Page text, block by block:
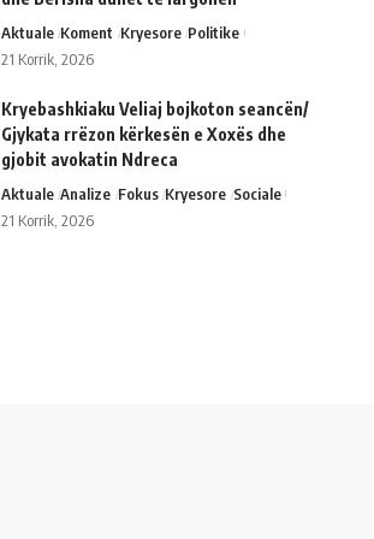
Aktuale Koment Kryesore Politike
21 Korrik, 2026
Kryebashkiaku Veliaj bojkoton seancën/
Gjykata rrëzon kërkesën e Xoxës dhe
gjobit avokatin Ndreca
Aktuale Analize Fokus Kryesore Sociale
21 Korrik, 2026